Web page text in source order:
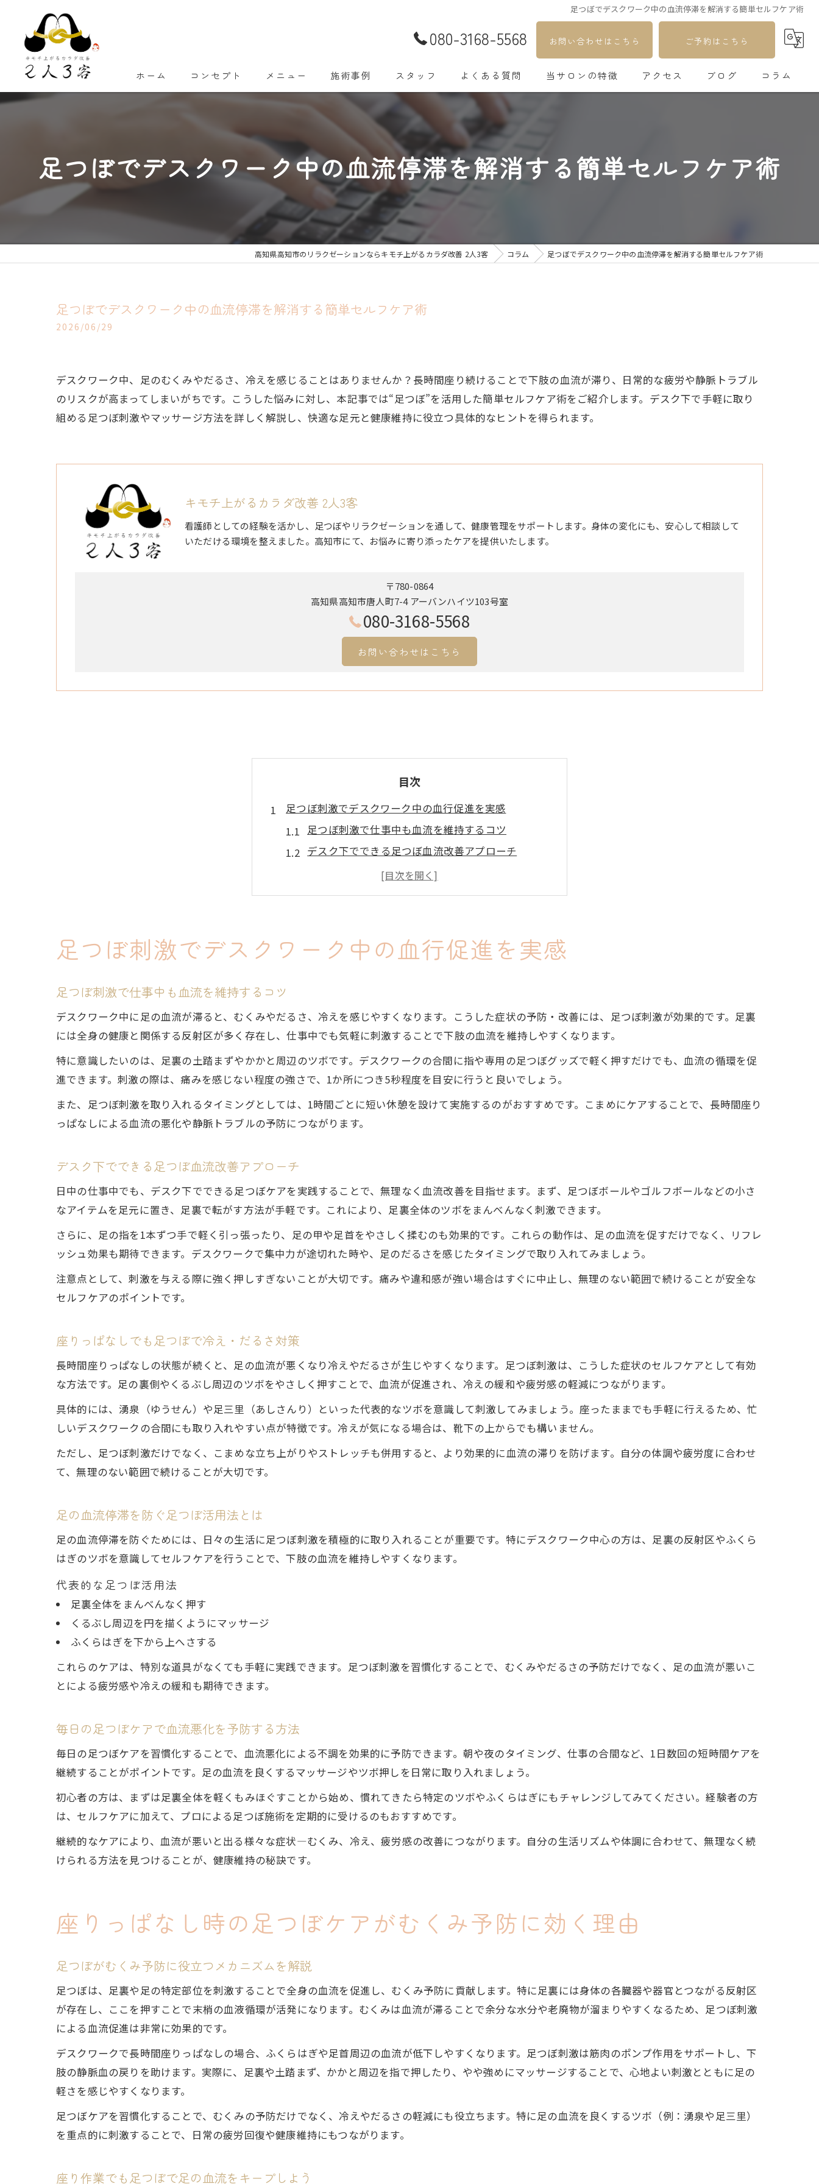
足つぼでデスクワーク中の血流停滞を解消する簡単セルフケア術
080-3168-5568 お問い合わせはこちら ご予約はこちら
ホーム コンセプト メニュー 施術事例 スタッフ よくある質問 当サロンの特徴
更年期
アクセス ブログ コラム
足つぼでデスクワーク中の血流停滞を解消する簡単セルフケア術
高知県高知市のリラクゼーションならキモチ上がるカラダ改善 2人3客 コラム 足つぼでデスクワーク中の血流停滞を解消する簡単セルフケア術
足つぼでデスクワーク中の血流停滞を解消する簡単セルフケア術
2026/06/29
デスクワーク中、足のむくみやだるさ、冷えを感じることはありませんか？長時間座り続けることで下肢の血流が滞り、日常的な疲労や静脈トラブル
のリスクが高まってしまいがちです。こうした悩みに対し、本記事では“足つぼ”を活用した簡単セルフケア術をご紹介します。デスク下で手軽に取り
組める足つぼ刺激やマッサージ方法を詳しく解説し、快適な足元と健康維持に役立つ具体的なヒントを得られます。
キモチ上がるカラダ改善 2人3客
看護師としての経験を活かし、足つぼやリラクゼーションを通して、健康管理をサポートします。身体の変化にも、安心して相談して
いただける環境を整えました。高知市にて、お悩みに寄り添ったケアを提供いたします。
〒780-0864
高知県高知市唐人町7-4 アーバンハイツ103号室
080-3168-5568
お問い合わせはこちら
目次
足つぼ刺激でデスクワーク中の血行促進を実感
足つぼ刺激で仕事中も血流を維持するコツ
デスク下でできる足つぼ血流改善アプローチ
座りっぱなしでも足つぼで冷え・だるさ対策
足の血流停滞を防ぐ足つぼ活用法とは
座りっぱなし時の足つぼケアがむくみ予防に効く理由
足つぼがむくみ予防に役立つメカニズムを解説
血流停滞が引き起こすむくみと足つぼ対策法
足つぼによる血流改善でむくみ解消が期待できる
足の血流悪化を防ぐセルフ足つぼマッサージのすすめ
足つぼマッサージで血流が悪い状態をリセット
簡単セルフ足つぼで血流を良くする実践方法
足の血流が悪い原因にアプローチする足つぼ術
血流が悪いと現れる症状と足つぼがもたらす変化
血流が悪いと出る症状を足つぼでやわらげる方法
足の血流が悪いと出る症状と足つぼの変化体験
足つぼ刺激で実感する血流改善のサインとは
足つぼで血流が良くなりすぎる心配はある？
足つぼを使った静脈トラブル予防のセルフケア
座りっぱなしが招く下肢静脈の悩みと足つぼ対策
足つぼと血流改善で静脈リスクを減らすコツ
足つぼケアで下肢静脈の健康を守る理由
デスクワークに役立つ足つぼグッズと簡単ケア術
簡単にできる足つぼケア術で健康維持をサポート
足つぼを活かした血流改善グッズの効果まとめ
足つぼ刺激でデスクワーク中の血行促進を実感
足つぼ刺激で仕事中も血流を維持するコツ
デスクワーク中に足の血流が滞ると、むくみやだるさ、冷えを感じやすくなります。こうした症状の予防・改善には、足つぼ刺激が効果的です。足裏
には全身の健康と関係する反射区が多く存在し、仕事中でも気軽に刺激することで下肢の血流を維持しやすくなります。
特に意識したいのは、足裏の土踏まずやかかと周辺のツボです。デスクワークの合間に指や専用の足つぼグッズで軽く押すだけでも、血流の循環を促
進できます。刺激の際は、痛みを感じない程度の強さで、1か所につき5秒程度を目安に行うと良いでしょう。
また、足つぼ刺激を取り入れるタイミングとしては、1時間ごとに短い休憩を設けて実施するのがおすすめです。こまめにケアすることで、長時間座り
っぱなしによる血流の悪化や静脈トラブルの予防につながります。
デスク下でできる足つぼ血流改善アプローチ
日中の仕事中でも、デスク下でできる足つぼケアを実践することで、無理なく血流改善を目指せます。まず、足つぼボールやゴルフボールなどの小さ
なアイテムを足元に置き、足裏で転がす方法が手軽です。これにより、足裏全体のツボをまんべんなく刺激できます。
さらに、足の指を1本ずつ手で軽く引っ張ったり、足の甲や足首をやさしく揉むのも効果的です。これらの動作は、足の血流を促すだけでなく、リフレ
ッシュ効果も期待できます。デスクワークで集中力が途切れた時や、足のだるさを感じたタイミングで取り入れてみましょう。
注意点として、刺激を与える際に強く押しすぎないことが大切です。痛みや違和感が強い場合はすぐに中止し、無理のない範囲で続けることが安全な
セルフケアのポイントです。
座りっぱなしでも足つぼで冷え・だるさ対策
長時間座りっぱなしの状態が続くと、足の血流が悪くなり冷えやだるさが生じやすくなります。足つぼ刺激は、こうした症状のセルフケアとして有効
な方法です。足の裏側やくるぶし周辺のツボをやさしく押すことで、血流が促進され、冷えの緩和や疲労感の軽減につながります。
具体的には、湧泉（ゆうせん）や足三里（あしさんり）といった代表的なツボを意識して刺激してみましょう。座ったままでも手軽に行えるため、忙
しいデスクワークの合間にも取り入れやすい点が特徴です。冷えが気になる場合は、靴下の上からでも構いません。
ただし、足つぼ刺激だけでなく、こまめな立ち上がりやストレッチも併用すると、より効果的に血流の滞りを防げます。自分の体調や疲労度に合わせ
て、無理のない範囲で続けることが大切です。
足の血流停滞を防ぐ足つぼ活用法とは
足の血流停滞を防ぐためには、日々の生活に足つぼ刺激を積極的に取り入れることが重要です。特にデスクワーク中心の方は、足裏の反射区やふくら
はぎのツボを意識してセルフケアを行うことで、下肢の血流を維持しやすくなります。
代表的な足つぼ活用法
足裏全体をまんべんなく押す
くるぶし周辺を円を描くようにマッサージ
ふくらはぎを下から上へさする
これらのケアは、特別な道具がなくても手軽に実践できます。足つぼ刺激を習慣化することで、むくみやだるさの予防だけでなく、足の血流が悪いこ
とによる疲労感や冷えの緩和も期待できます。
毎日の足つぼケアで血流悪化を予防する方法
毎日の足つぼケアを習慣化することで、血流悪化による不調を効果的に予防できます。朝や夜のタイミング、仕事の合間など、1日数回の短時間ケアを
継続することがポイントです。足の血流を良くするマッサージやツボ押しを日常に取り入れましょう。
初心者の方は、まずは足裏全体を軽くもみほぐすことから始め、慣れてきたら特定のツボやふくらはぎにもチャレンジしてみてください。経験者の方
は、セルフケアに加えて、プロによる足つぼ施術を定期的に受けるのもおすすめです。
継続的なケアにより、血流が悪いと出る様々な症状—むくみ、冷え、疲労感の改善につながります。自分の生活リズムや体調に合わせて、無理なく続
けられる方法を見つけることが、健康維持の秘訣です。
座りっぱなし時の足つぼケアがむくみ予防に効く理由
足つぼがむくみ予防に役立つメカニズムを解説
足つぼは、足裏や足の特定部位を刺激することで全身の血流を促進し、むくみ予防に貢献します。特に足裏には身体の各臓器や器官とつながる反射区
が存在し、ここを押すことで末梢の血液循環が活発になります。むくみは血流が滞ることで余分な水分や老廃物が溜まりやすくなるため、足つぼ刺激
による血流促進は非常に効果的です。
デスクワークで長時間座りっぱなしの場合、ふくらはぎや足首周辺の血流が低下しやすくなります。足つぼ刺激は筋肉のポンプ作用をサポートし、下
肢の静脈血の戻りを助けます。実際に、足裏や土踏まず、かかと周辺を指で押したり、やや強めにマッサージすることで、心地よい刺激とともに足の
軽さを感じやすくなります。
足つぼケアを習慣化することで、むくみの予防だけでなく、冷えやだるさの軽減にも役立ちます。特に足の血流を良くするツボ（例：湧泉や足三里）
を重点的に刺激することで、日常の疲労回復や健康維持にもつながります。
座り作業でも足つぼで足の血流をキープしよう